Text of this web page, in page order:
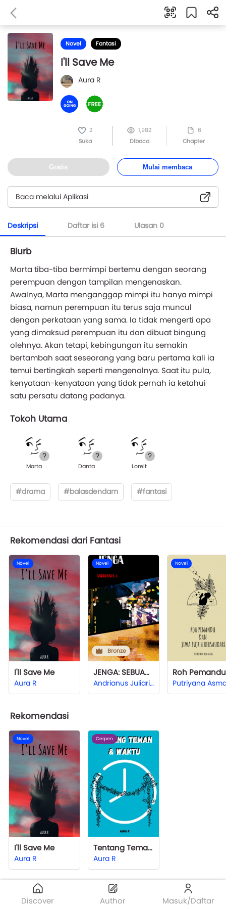
Discover Author Masuk/Daftar
Novel Fantasi
I'll Save Me
Aura R
2
Suka
1,982
Dibaca
6
Chapter
Gratis Mulai membaca
Baca melalui Aplikasi
Deskripsi Daftar isi 6 Ulasan 0
Blurb
Marta tiba-tiba bermimpi bertemu dengan seorang
perempuan dengan tampilan mengenaskan.
Awalnya, Marta menganggap mimpi itu hanya mimpi
biasa, namun perempuan itu terus saja muncul
dengan perkataan yang sama. Ia tidak mengerti apa
yang dimaksud perempuan itu dan dibuat bingung
olehnya. Akan tetapi, kebingungan itu semakin
bertambah saat seseorang yang baru pertama kali ia
temui bertingkah seperti mengenalnya. Saat itu pula,
kenyataan-kenyataan yang tidak pernah ia ketahui
satu persatu datang padanya.
Tokoh Utama
Marta Danta Loreit
#drama #balasdendam #fantasi
Rekomendasi dari Fantasi
Novel
I'll Save Me
Aura R
Novel
Bronze
JENGA: SEBUAH JALAN PENGAMPUNAN
Andrianus Juliari Satya Saputra
Novel
Rekomendasi
Novel
I'll Save Me
Aura R
Cerpen
Tentang Teman dan Waktu
Aura R